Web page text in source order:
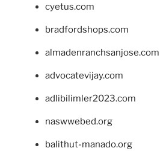
cyetus.com
bradfordshops.com
almadenranchsanjose.com
advocatevijay.com
adlibilimler2023.com
naswwebed.org
balithut-manado.org